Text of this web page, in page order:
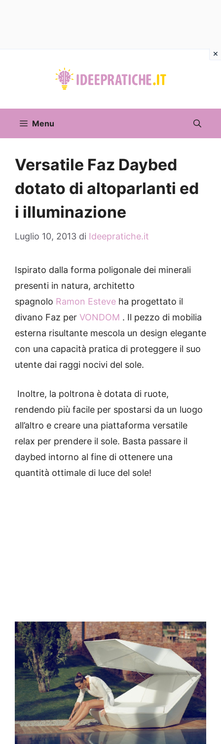
Menu
Versatile Faz Daybed
dotato di altoparlanti ed
i illuminazione
Luglio 10, 2013 di Ideepratiche.it
Ispirato dalla forma poligonale dei minerali
presenti in natura, architetto
spagnolo Ramon Esteve ha progettato il
divano Faz per VONDOM . Il pezzo di mobilia
esterna risultante mescola un design elegante
con una capacità pratica di proteggere il suo
utente dai raggi nocivi del sole.
Inoltre, la poltrona è dotata di ruote,
rendendo più facile per spostarsi da un luogo
all’altro e creare una piattaforma versatile
relax per prendere il sole. Basta passare il
daybed intorno al fine di ottenere una
quantità ottimale di luce del sole!